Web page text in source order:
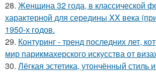
28. Женщина 32 года, в классической
характерной для середины XX века
1950-х годов.
29. Контуринг - тренд последних лет,
мир парикмахерского искусства от
30. Лёгкая эстетика, утончённый стиль